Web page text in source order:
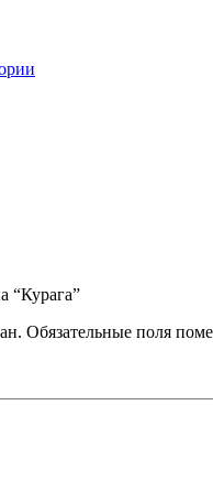
“Курага”
Обязательные поля